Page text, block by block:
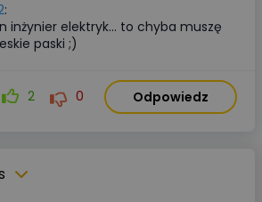
:
inżynier elektryk... to chyba muszę
paski ;)
2 0 Odpowiedz